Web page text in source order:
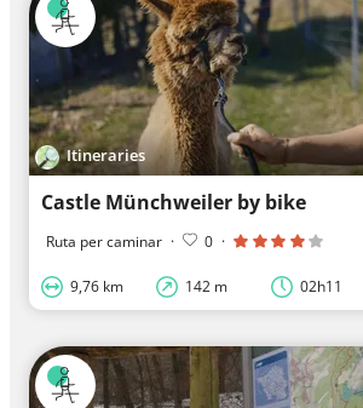
Itineraries
Castle Münchweiler by bike
Ruta per caminar · 0 ·
9,76 km 142 m 02h11